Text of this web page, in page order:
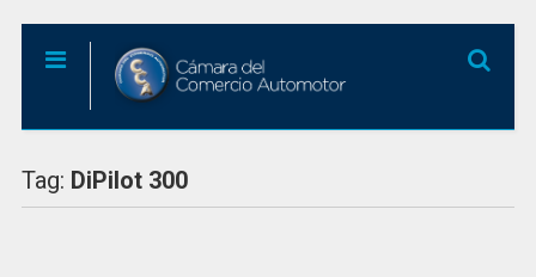
Tag: DiPilot 300